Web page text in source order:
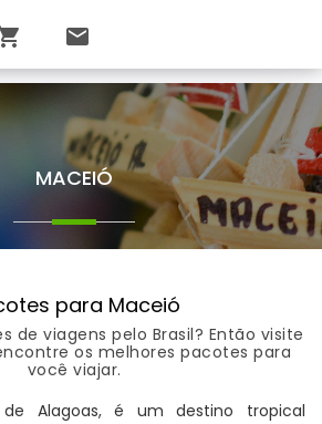
email
MACEIÓ
para Maceió
de viagens pelo Brasil? Então visite
os melhores pacotes para
você viajar.
Alagoas, é um destino tropical